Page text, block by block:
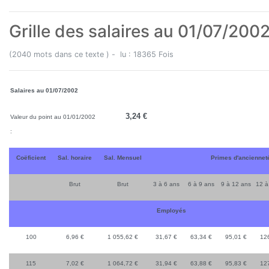
Grille des salaires au 01/07/
(2040 mots dans ce texte ) - lu : 18365 Fois
Salaires au 01/07/2002
Valeur du point au 01/01/2002
:
3,24 €
Coëficient Sal. horaire Sal. Mensuel Primes
Brut Brut 3 à 6 ans 6 à 9 ans 9 à 12 ans 12
Employés
100 6,96 € 1 055,62 € 31,67 € 63,34 € 95,01 €
115 7,02 € 1 064,72 € 31,94 € 63,88 € 95,83 €